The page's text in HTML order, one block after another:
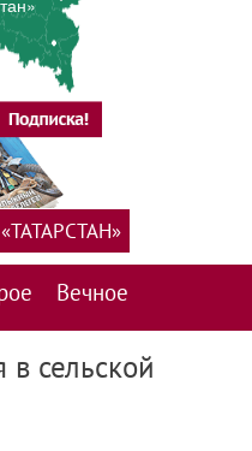
Вечное
сельской